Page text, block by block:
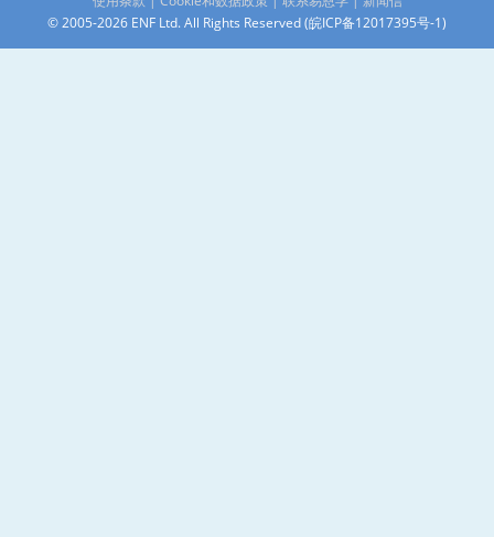
© 2005-2026 ENF Ltd. All Rights Reserved (皖ICP备12017395号-1)